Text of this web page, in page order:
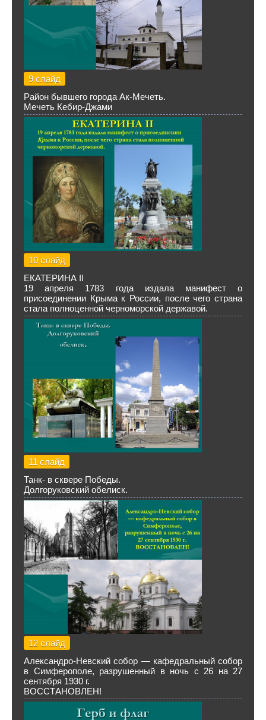
9 слайд
Район бывшего города Ак-Мечеть.
Мечеть Кебир-Джами
10 слайд
ЕКАТЕРИНА II
19 апреля 1783 года издала манифест о
присоединении Крыма к России, после чего страна
стала полноценной черноморской державой.
11 слайд
Танк- в сквере Победы.
Долгоруковский обелиск.
12 слайд
Александро-Невский собор — кафедральный собор
в Симферополе, разрушенный в ночь с 26 на 27
сентября 1930 г.
ВОССТАНОВЛЕН!